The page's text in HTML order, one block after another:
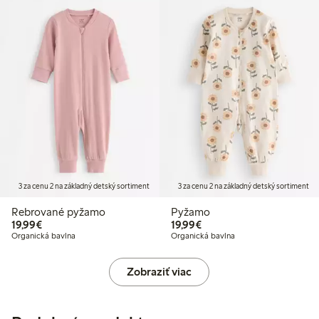
3 za cenu 2 na základný detský sortiment
Rebrované pyžamo
19,99€19,99 €
Organická bavlna
3 za cenu 2 na základný detský sortiment
Pyžamo
19,99€19,99 €
Organická bavlna
Zobraziť viac